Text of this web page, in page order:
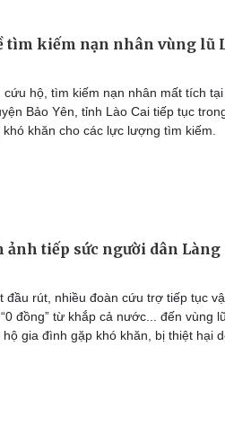
tìm kiếm nạn nhân vùng lũ
cứu hộ, tìm kiếm nạn nhân mất tích
Bảo Yên, tỉnh Lào Cai tiếp tục
khăn cho các lực lượng tìm kiếm.
tiếp sức người dân Làng
đầu rút, nhiều đoàn cứu trợ tiếp tục
đồng” từ khắp cả nước... đến vùng
gia đình gặp khó khăn, bị thiệt hại